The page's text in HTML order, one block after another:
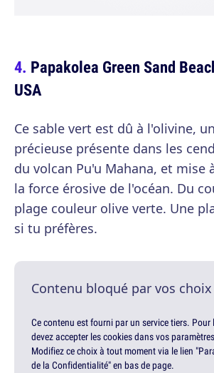
Papakolea Green Sand
USA
Ce sable vert est dû à l'olivine,
précieuse présente dans les
du volcan Pu'u Mahana, et mise
la force érosive de l'océan. Du
plage couleur olive verte. Une
si tu préfères.
Contenu bloqué par vos
Ce contenu est fourni par un service tiers. Pour
devez accepter les cookies dans vos
Modifiez ce choix à tout moment via le lien
de la Confidentialité" en bas de page.